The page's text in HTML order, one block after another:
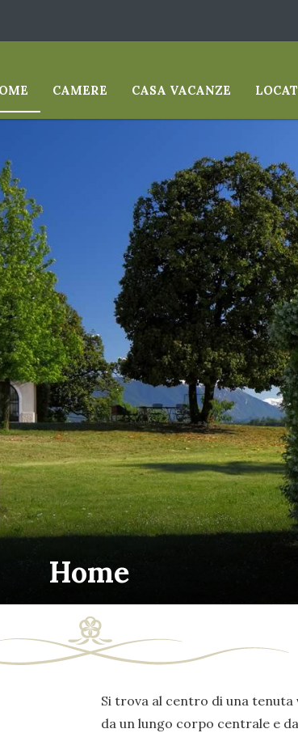
CAMERE CASA VACANZE
Home
Si trova al centro di una
da un lungo corpo centrale e